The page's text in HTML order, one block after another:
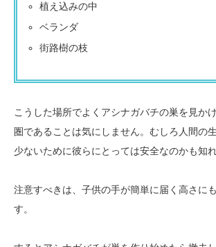
植え込みの中
ベランダ
街路樹の枝
こうした場所でよくアシナガバチの巣を見か
圏であることは気にしません。むしろ人間の
少ないために彼らにとっては安全なのかも知れ
注意すべきは、子供の手が簡単に届く高さに
す。